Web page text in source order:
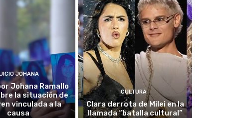
JOHANA
Johana Ramallo
la situación de
vinculada a la
causa
CULTURA
Clara derrota de Milei en la
llamada “batalla cultural”